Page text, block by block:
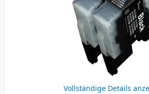
Vollständige Details